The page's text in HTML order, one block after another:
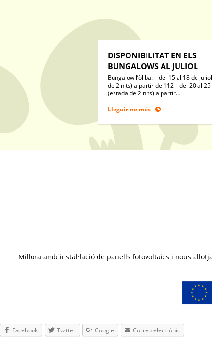
DISPONIBILITAT EN ELS
BUNGALOWS AL JULIOL
Bungalow l’òliba: – del 15 al 18 de
de 2 nits) a partir de 112 – del 20 al
(estada de 2 nits) a partir…
Lleguir-ne més
Millora amb instal·lació de panells fotovoltaics i nous
Facebook Twitter Google Correu electrònic